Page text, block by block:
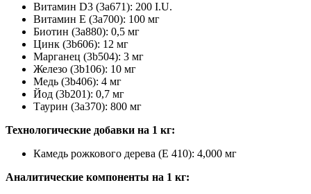
Витамин D3 (3a671): 200 I.U.
Витамин E (3a700): 100 мг
Биотин (3a880): 0,5 мг
Цинк (3b606): 12 мг
Марганец (3b504): 3 мг
Железо (3b106): 10 мг
Медь (3b406): 4 мг
Йод (3b201): 0,7 мг
Таурин (3a370): 800 мг
Технологические добавки на 1 кг:
Камедь рожкового дерева (E 410): 4,000 мг
Аналитические компоненты на 1 кг: